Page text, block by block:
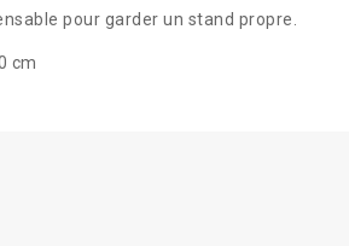
pour garder un stand propre.
cm